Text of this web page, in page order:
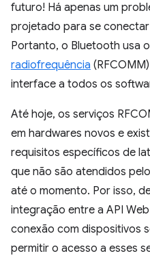
futuro! Há apenas um
projetado para se
Portanto, o Bluetooth usa
radiofrequência
interface a todos os
Até hoje, os serviços
em hardwares novos e
requisitos específicos de
que não são atendidos
até o momento. Por isso,
integração entre a API
conexão com dispositivos
permitir o acesso a esses